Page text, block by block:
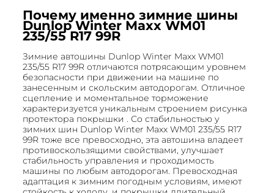
Почему именно зимние шины
Dunlop Winter Maxx WM01
235/55 R17 99R
Зимние автошины Dunlop Winter Maxx WM01
235/55 R17 99R отличаются потрясающим уровнем
безопасности при движении на машине по
занесенным и скольским автодорогам. Отличное
сцепление и моментальное торможение
характеризуется уникальным строением рисунка
протектора покрышки . Со стабильностью у
зимних шин Dunlop Winter Maxx WM01 235/55 R17
99R тоже все превосходно, эта автошина владеет
противоскользящими свойствами, улучшает
стабильность управления и проходимость
машины по любым автодорогам. Превосходная
адаптация к зимним погодным условиям, имеют